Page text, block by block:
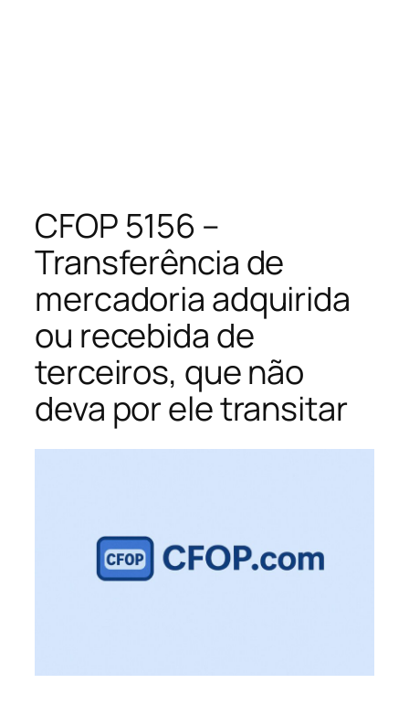
CFOP 5156 –
Transferência de
mercadoria adquirida
ou recebida de
terceiros, que não
deva por ele transitar